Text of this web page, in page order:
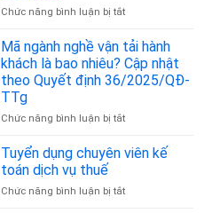
phòng
là
bao
nhiêu?
Chức năng bình luận bị tắtở
ngành
thiết
kế
website
bao
Mã ngành nghề vận tải hành
khách là bao nhiêu? Cập nhật
theo Quyết định 36/2025/QĐ-
TTg
Chức năng bình luận bị tắtở
ngành
tải
Tuyển dụng chuyên viên kế
toán dịch vụ thuế
Chức năng bình luận bị tắtở